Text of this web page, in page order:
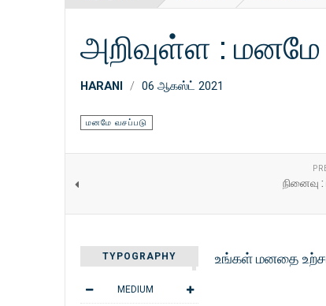
அறிவுள்ள : மனமே
HARANI 06 ஆகஸ்ட் 2021
மனமே வசப்படு
நினைவு
TYPOGRAPHY
MEDIUM
உங்கள் மனதை